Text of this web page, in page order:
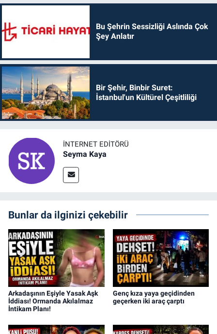
Bu Şehrin Sessizliği Aslında Çok
Şey Anlatır
Bir Şehir, Binbir Suret:
İstanbul'un Kültürel Çeşitliliği
İNTERNET EDITÖRÜ
Seyma Kaya
Bunlar da ilginizi çekebilir
Arkadaşının Eşiyle Yasak Aşk
İddiası! Ormanda Akılalmaz
İntikam Planı!
Genç kıza yaya geçidinden
geçerken iki araç çarptı